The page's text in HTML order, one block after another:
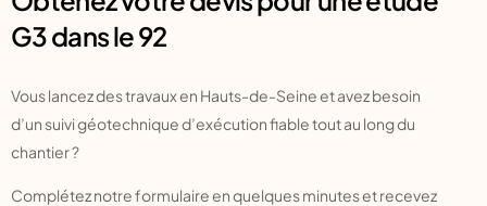
G3 dans le 92
Vous lancez des travaux en Hauts-de-Seine et avez besoin
d’un suivi géotechnique d’exécution fiable tout au long du
chantier ?
Complétez notre formulaire en quelques minutes et recevez